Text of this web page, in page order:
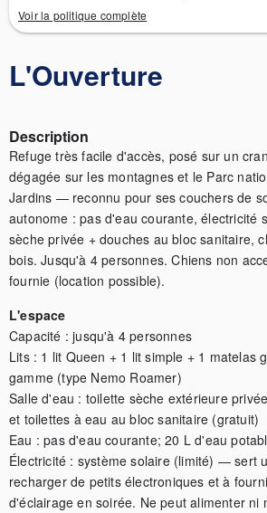
L'Ouverture
Description
Refuge très facile d'accès, posé sur un
dégagée sur les montagnes et le Parc
Jardins — reconnu pour ses couchers de
autonome : pas d'eau courante, électricité
sèche privée + douches au bloc sanitaire,
bois. Jusqu'à 4 personnes. Chiens non
fournie (location possible).
L'espace
Capacité : jusqu'à 4 personnes
Lits : 1 lit Queen + 1 lit simple + 1 matelas
gamme (type Nemo Roamer)
Salle d'eau : toilette sèche extérieure
et toilettes à eau au bloc sanitaire (gratuit)
Eau : pas d'eau courante; 20 L d'eau
Électricité : système solaire (limité) — sert
recharger de petits électroniques et à
d'éclairage en soirée. Ne peut alimenter ni
Voir la politique complète